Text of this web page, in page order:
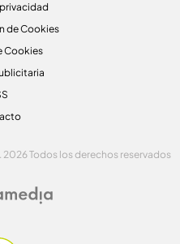
de Cookies
Cookies
Todos los derechos reservados